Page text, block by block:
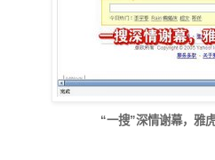
“一搜”深情谢幕，雅